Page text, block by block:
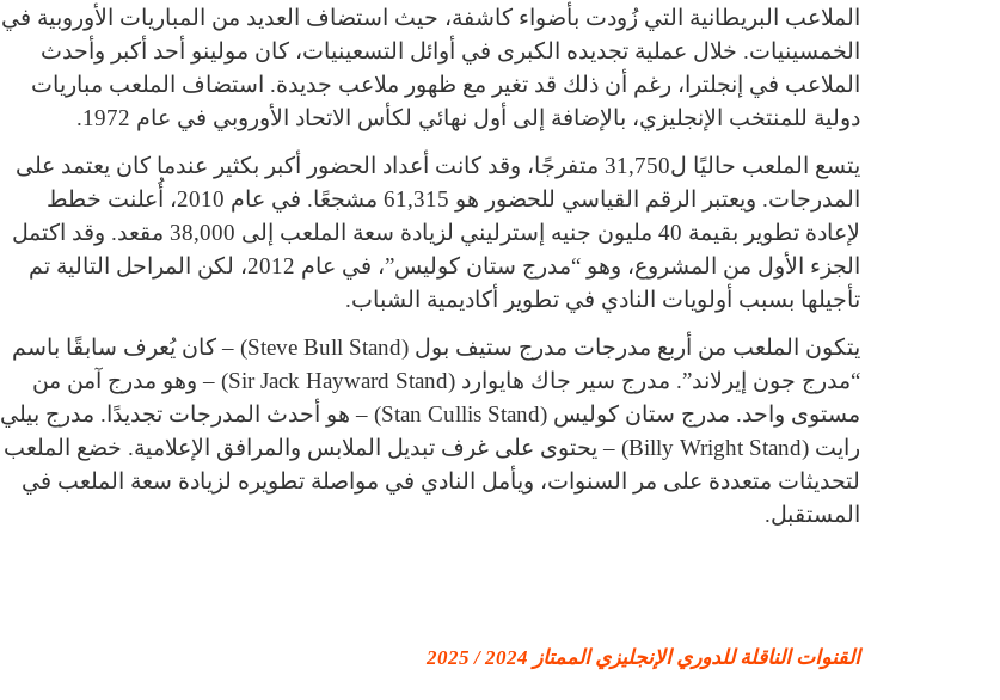
الملاعب البريطانية التي زُودت بأضواء كاشفة، حيث استضاف العديد من المباريات الأوروبية في
الخمسينيات. خلال عملية تجديده الكبرى في أوائل التسعينيات، كان مولينو أحد أكبر وأحدث
الملاعب في إنجلترا، رغم أن ذلك قد تغير مع ظهور ملاعب جديدة. استضاف الملعب مباريات
دولية للمنتخب الإنجليزي، بالإضافة إلى أول نهائي لكأس الاتحاد الأوروبي في عام 1972.
يتسع الملعب حاليًا ل31,750 متفرجًا، وقد كانت أعداد الحضور أكبر بكثير عندما كان يعتمد على
المدرجات. ويعتبر الرقم القياسي للحضور هو 61,315 مشجعًا. في عام 2010، أُعلنت خطط
لإعادة تطوير بقيمة 40 مليون جنيه إسترليني لزيادة سعة الملعب إلى 38,000 مقعد. وقد اكتمل
الجزء الأول من المشروع، وهو “مدرج ستان كوليس”، في عام 2012، لكن المراحل التالية تم
تأجيلها بسبب أولويات النادي في تطوير أكاديمية الشباب.
يتكون الملعب من أربع مدرجات مدرج ستيف بول (Steve Bull Stand) – كان يُعرف سابقًا باسم
“مدرج جون إيرلاند”. مدرج سير جاك هايوارد (Sir Jack Hayward Stand) – وهو مدرج آمن من
مستوى واحد. مدرج ستان كوليس (Stan Cullis Stand) – هو أحدث المدرجات تجديدًا. مدرج بيلي
رايت (Billy Wright Stand) – يحتوى على غرف تبديل الملابس والمرافق الإعلامية. خضع الملعب
لتحديثات متعددة على مر السنوات، ويأمل النادي في مواصلة تطويره لزيادة سعة الملعب في
المستقبل.
القنوات الناقلة للدوري الإنجليزي الممتاز 2024 / 2025